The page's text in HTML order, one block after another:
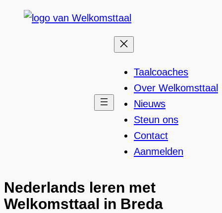
Taalcoaches
Over Welkomsttaal
Nieuws
Steun ons
Contact
Aanmelden
Nederlands leren met
Welkomsttaal in Breda